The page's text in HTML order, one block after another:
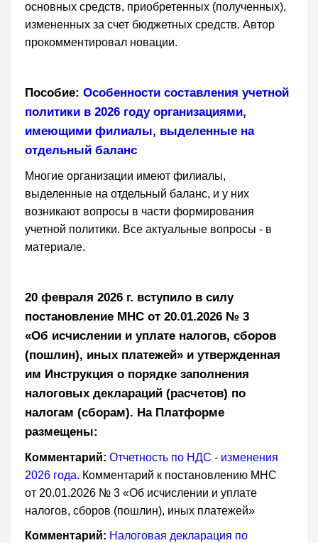
основных средств, приобретенных (полученных),
измененных за счет бюджетных средств. Автор
прокомментировал новации.
Пособие: Особенности составления учетной
политики в 2026 году организациями,
имеющими филиалы, выделенные на
отдельный баланс
Многие организации имеют филиалы,
выделенные на отдельный баланс, и у них
возникают вопросы в части формирования
учетной политики. Все актуальные вопросы - в
материале.
20 февраля 2026 г. вступило в силу
постановление МНС от 20.01.2026 № 3
«Об исчислении и уплате налогов, сборов
(пошлин), иных платежей» и утвержденная
им Инструкция о порядке заполнения
налоговых деклараций (расчетов) по
налогам (сборам). На Платформе
размещены:
Комментарий: Отчетность по НДС - изменения
2026 года. Комментарий к постановлению МНС
от 20.01.2026 № 3 «Об исчислении и уплате
налогов, сборов (пошлин), иных платежей»
Комментарий: Налоговая декларация по